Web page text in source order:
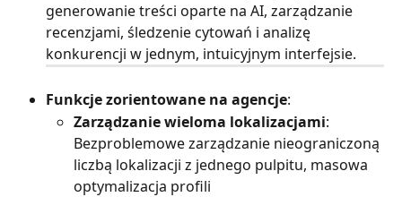
generowanie treści oparte na AI, zarządzanie
recenzjami, śledzenie cytowań i analizę
konkurencji w jednym, intuicyjnym interfejsie.
Funkcje zorientowane na agencje:
Zarządzanie wieloma lokalizacjami:
Bezproblemowe zarządzanie nieograniczoną
liczbą lokalizacji z jednego pulpitu, masowa
optymalizacja profili